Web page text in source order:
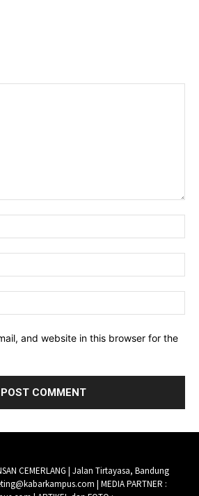
and website in this browser for the
CEMERLANG | Jalan Tirtayasa, Bandung
| MEDIA PARTNER :